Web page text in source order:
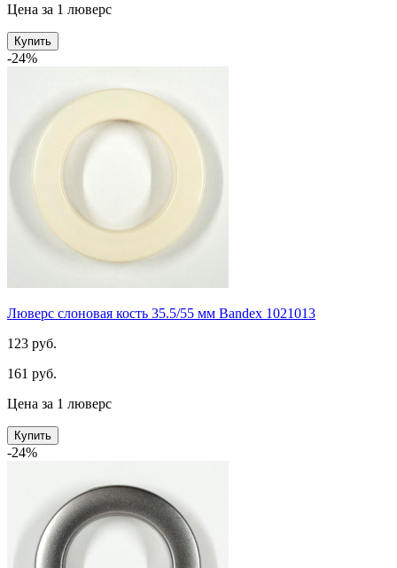
Цена за 1 люверс
Купить
-24%
Люверс слоновая кость 35.5/55 мм Bandex 1021013
123 руб.
161 руб.
Цена за 1 люверс
Купить
-24%